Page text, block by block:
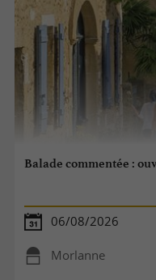
Balade commentée :
06/08/2026
Morlanne